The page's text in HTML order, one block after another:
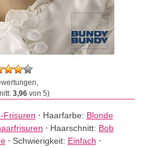
3,96von 5)
Frisuren ⋅ Haarfarbe: Blonde
⋅ Haarschnitt: Bob
⋅ Schwierigkeit: Einfach ⋅